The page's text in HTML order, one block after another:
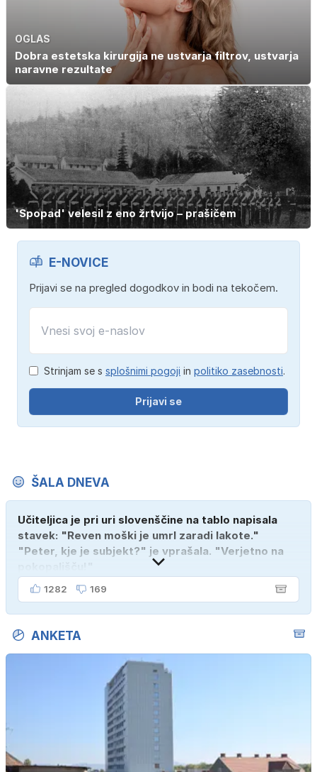
OGLAS
Dobra estetska kirurgija ne ustvarja filtrov, ustvarja
naravne rezultate
'Spopad' velesil z eno žrtvijo – prašičem
E-NOVICE
Prijavi se na pregled dogodkov in bodi na tekočem.
Strinjam se s splošnimi pogoji in politiko zasebnosti.
Prijavi se
ŠALA DNEVA
Učiteljica je pri uri slovenščine na tablo napisala
stavek: "Reven moški je umrl zaradi lakote."
"Peter, kje je subjekt?" je vprašala. "Verjetno na
1282 169
ANKETA